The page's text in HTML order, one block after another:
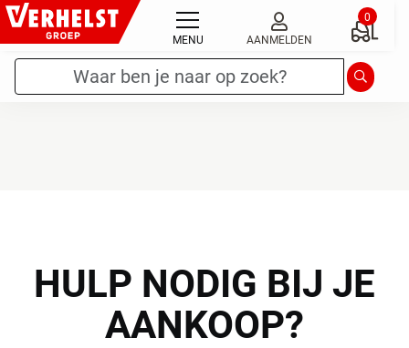
naar
de
inhoud
MENU AANMELDEN
0
Zoekterm* Zoeken
OUTLET AALTER
HULP NODIG BIJ JE
AANKOOP?